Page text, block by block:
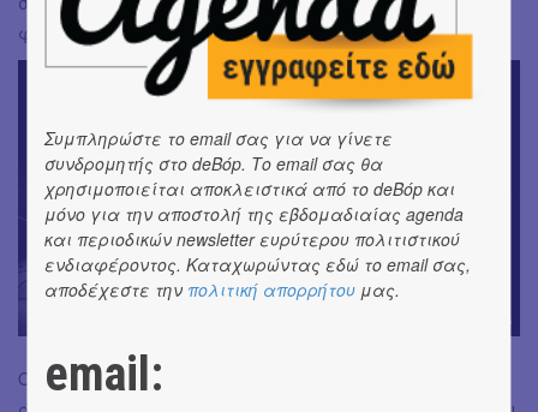
φεύγουν...
Όσο διαρκούν τα live της Λευκής Συμφωνίας είναι σαν το
Συμπληρώστε το email σας για να γίνετε
συνδρομητής στο deBόp. Το email σας θα
χρησιμοποιείται αποκλειστικά από το deBόp και
μόνο για την αποστολή της εβδομαδιαίας agenda
και περιοδικών newsletter ευρύτερου πολιτιστικού
ενδιαφέροντος. Καταχωρώντας εδώ το email σας,
αποδέχεστε την πολιτική απορρήτου μας.
email: